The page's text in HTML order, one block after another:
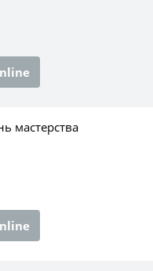
мастерства